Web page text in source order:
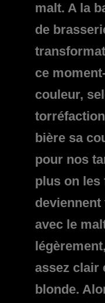
malt. A la
de
ce
couleur,
bière sa
pour nos
plus on les
deviennent
avec le
assez clair
blonde.